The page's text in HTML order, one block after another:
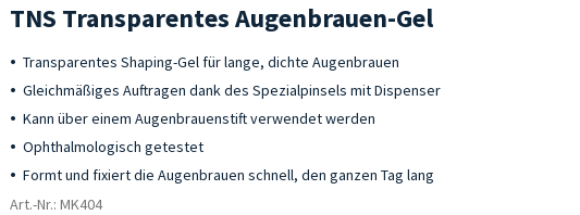
TNS Transparentes Augenbrauen-Gel
Transparentes Shaping-Gel für lange, dichte Augenbrauen
Gleichmäßiges Auftragen dank des Spezialpinsels mit Dispenser
Kann über einem Augenbrauenstift verwendet werden
Ophthalmologisch getestet
Formt und fixiert die Augenbrauen schnell, den ganzen Tag lang
Art.-Nr.: MK404